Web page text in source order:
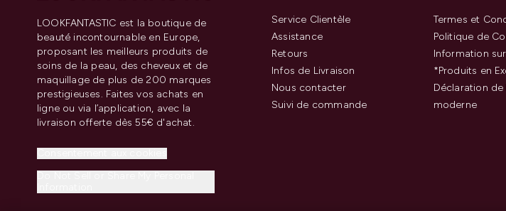
LOOKFANTASTIC est la boutique de
beauté incontournable en Europe,
proposant les meilleurs produits de
soins de la peau, des cheveux et de
maquillage de plus de 200 marques
prestigieuses. Faites vos achats en
ligne ou via l’application, avec la
livraison offerte dès 55€ d'achat.
Service Clientèle
Assistance
Retours
Infos de Livraison
Nous contacter
Suivi de commande
Termes et
Politique de
Information
*Produits en
Déclaration
moderne